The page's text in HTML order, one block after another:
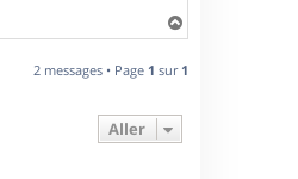
a
t
2 messages • Page 1 sur 1
Aller